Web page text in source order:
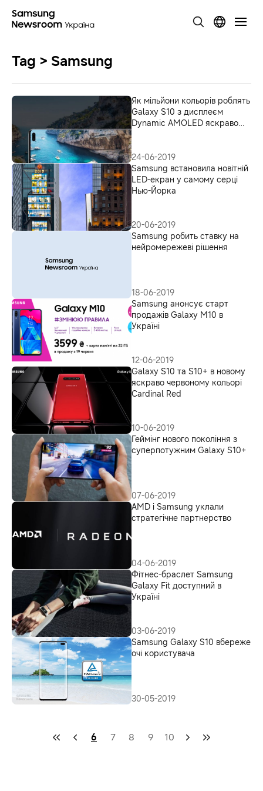
Tag > Samsung
Як мільйони кольорів роблять
Galaxy S10 з дисплеєм
Dynamic AMOLED яскраво
24-06-2019
Samsung встановила новітній
LED-екран у самому серці
Нью-Йорка
20-06-2019
Samsung робить ставку на
нейромережеві рішення
18-06-2019
Samsung анонсує старт
продажів Galaxy M10 в
Україні
12-06-2019
Galaxy S10 та S10+ в новому
яскраво червоному кольорі
Cardinal Red
10-06-2019
Геймінг нового покоління з
суперпотужним Galaxy S10+
07-06-2019
AMD і Samsung уклали
стратегічне партнерство
04-06-2019
Фітнес-браслет Samsung
Galaxy Fit доступний в
Україні
03-06-2019
Samsung Galaxy S10 вбереже
очі користувача
30-05-2019
6 7 8 9 10